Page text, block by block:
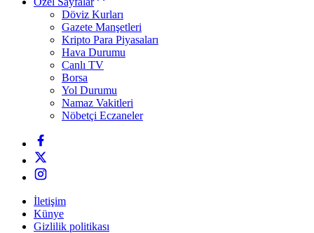
Döviz Kurları
Gazete Manşetleri
Kripto Para Piyasaları
Hava Durumu
Canlı TV
Borsa
Yol Durumu
Namaz Vakitleri
Nöbetçi Eczaneler
İletişim
Künye
Gizlilik politikası